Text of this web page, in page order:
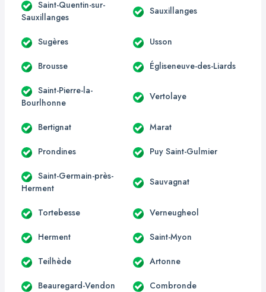
Saint-Quentin-sur-
Sauxillanges
Sauxillanges
Sugères Usson
Brousse Égliseneuve-des-Liards
Saint-Pierre-la-
Bourlhonne
Vertolaye
Bertignat Marat
Prondines Puy Saint-Gulmier
Saint-Germain-près-
Herment
Sauvagnat
Tortebesse Verneugheol
Herment Saint-Myon
Teilhède Artonne
Beauregard-Vendon Combronde